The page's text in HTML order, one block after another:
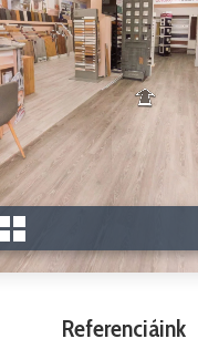
Referenciáink